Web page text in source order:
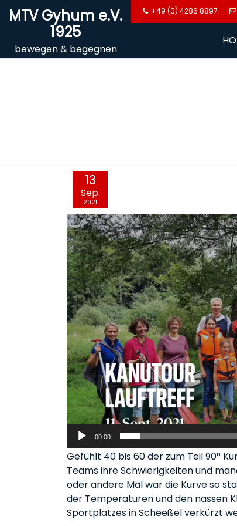
SkipMTV Gyhum e.V.
1925
bewegen & begegnen
+49 (0) 4286 8897
13
Sep.
2021
00:00
Gefühlt 40 bis 60 der zum Teil 90°
Teams ihre Schwierigkeiten und
oder andere Mal war die Kurve so
der Temperaturen und den nassen
Sportplatzes in Scheeßel verkürzt